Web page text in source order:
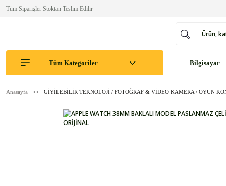
Tüm Siparişler Stoktan Teslim Edilir
Tüm Kategoriler Bilgisayar
Anasayfa GİYİLEBİLİR TEKNOLOJİ / FOTOĞRAF & VİDEO KAMERA / OYUN